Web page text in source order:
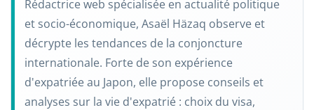
Rédactrice web spécialisée en actualité politique
et socio-économique, Asaël Häzaq observe et
décrypte les tendances de la conjoncture
internationale. Forte de son expérience
d'expatriée au Japon, elle propose conseils et
analyses sur la vie d'expatrié : choix du visa,